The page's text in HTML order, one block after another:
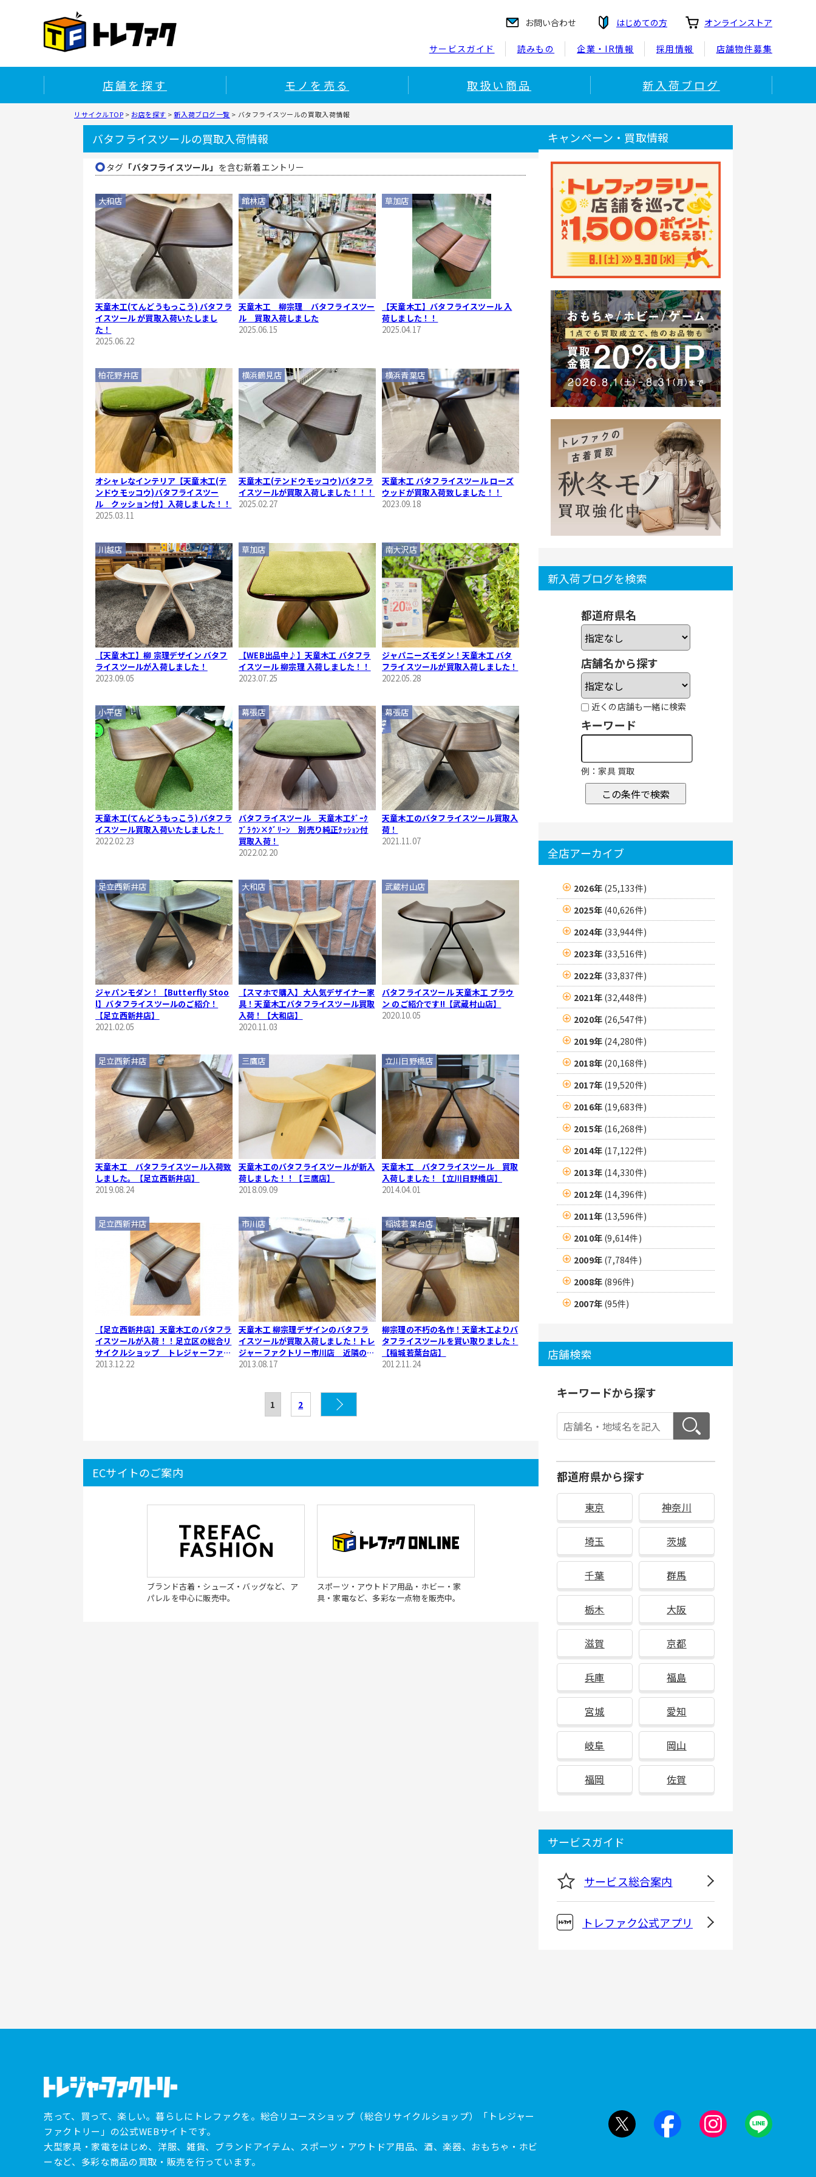
お問い合わせ はじめての方 オンラインストア
サービスガイド 読みもの 企業・IR情報 採用情報 店舗物件募集
店舗を探す モノを売る 取扱い商品 新入荷ブログ
リサイクルTOP > お店を探す >新入荷ブログ一覧 > バタフライスツールの買取入荷情報
バタフライスツールの買取入荷情報
タグ 「バタフライスツール」 を含む新着エントリー
天童木工(てんどうもっこう) バタフラ
イスツール が買取入荷いたしまし
た！
2025.06.22
大和店
天童木工 柳宗理 バタフライスツー
ル 買取入荷しました
2025.06.15
館林店
【天童木工】バタフライスツール 入
荷しました！！
2025.04.17
草加店
オシャレなインテリア【天童木工(テ
ンドウモッコウ)バタフライスツー
ル クッション付】入荷しました！！
2025.03.11
柏花野井店
天童木工(テンドウモッコウ)バタフラ
イスツールが買取入荷しました！！！
2025.02.27
横浜鶴見店
天童木工 バタフライスツール ローズ
ウッドが買取入荷致しました！！
2023.09.18
横浜青葉店
【天童木工】柳 宗理デザイン バタフ
ライスツールが入荷しました！
2023.09.05
川越店
【WEB出品中♪】天童木工 バタフラ
イスツール 柳宗理 入荷しました！！
2023.07.25
草加店
ジャパニーズモダン！天童木工 バタ
フライスツールが買取入荷しました！
2022.05.28
南大沢店
天童木工(てんどうもっこう) バタフラ
イスツール買取入荷いたしました！
2022.02.23
小平店
バタフライスツール 天童木工ﾀﾞｰｸ
ﾌﾞﾗｳﾝ×ｸﾞﾘｰﾝ 別売り純正ｸｯｼｮﾝ付
買取入荷！
2022.02.20
幕張店
天童木工のバタフライスツール買取入
荷！
2021.11.07
幕張店
ジャパンモダン！【Butterfly Stoo
l】バタフライスツールのご紹介！
【足立西新井店】
2021.02.05
足立西新井店
【スマホで購入】大人気デザイナー家
具！天童木工バタフライスツール買取
入荷！【大和店】
2020.11.03
大和店
バタフライスツール 天童木工 ブラウ
ン のご紹介です!!【武蔵村山店】
2020.10.05
武蔵村山店
天童木工 バタフライスツール入荷致
しました。【足立西新井店】
2019.08.24
足立西新井店
天童木工のバタフライスツールが新入
荷しました！！【三鷹店】
2018.09.09
三鷹店
天童木工 バタフライスツール 買取
入荷しました！【立川日野橋店】
2014.04.01
立川日野橋店
【足立西新井店】天童木工のバタフラ
イスツールが入荷！！足立区の総合リ
サイクルショップ トレジャーファク
トリー足立西新井店
2013.12.22
足立西新井店
天童木工 柳宗理デザインのバタフラ
イスツールが買取入荷しました！トレ
ジャーファクトリー市川店 近隣の江
戸川区・葛飾区・浦安市からもアクセ
2013.08.17
市川店
柳宗理の不朽の名作！天童木工よりバ
タフライスツールを買い取りました！
【稲城若葉台店】
2012.11.24
稲城若葉台店
1 2
ECサイトのご案内
ブランド古着・シューズ・バッグなど、ア
パレルを中心に販売中。
スポーツ・アウトドア用品・ホビー・家
具・家電など、多彩な一点物を販売中。
キャンペーン・買取情報
新入荷ブログを検索
都道府県名
店舗名から探す
近くの店舗も一緒に検索
キーワード
例：家具 買取
この条件で検索
全店アーカイブ
2026年 (25,133件)
2025年 (40,626件)
2024年 (33,944件)
2023年 (33,516件)
2022年 (33,837件)
2021年 (32,448件)
2020年 (26,547件)
2019年 (24,280件)
2018年 (20,168件)
2017年 (19,520件)
2016年 (19,683件)
2015年 (16,268件)
2014年 (17,122件)
2013年 (14,330件)
2012年 (14,396件)
2011年 (13,596件)
2010年 (9,614件)
2009年 (7,784件)
2008年 (896件)
2007年 (95件)
店舗検索
キーワードから探す
都道府県から探す
東京 神奈川
埼玉 茨城
千葉 群馬
栃木 大阪
滋賀 京都
兵庫 福島
宮城 愛知
岐阜 岡山
福岡 佐賀
サービスガイド
サービス総合案内
トレファク公式アプリ
売って、買って、楽しい。暮らしにトレファクを。総合リユースショップ（総合リサイクルショップ）「トレジャー
ファクトリー」の公式WEBサイトです。
大型家具・家電をはじめ、洋服、雑貨、ブランドアイテム、スポーツ・アウトドア用品、酒、楽器、おもちゃ・ホビ
ーなど、多彩な商品の買取・販売を行っています。